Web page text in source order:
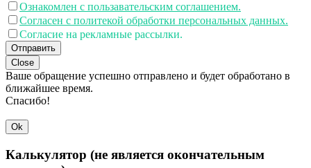
Ознакомлен с пользавательским соглашением.
Согласен с политекой обработки персональных данных.
Согласие на рекламные рассылки.
Отправить
Close
Ваше обращение успешно отправлено и будет обработано в
ближайшее время.
Спасибо!
Ok
Калькулятор (не является окончательным